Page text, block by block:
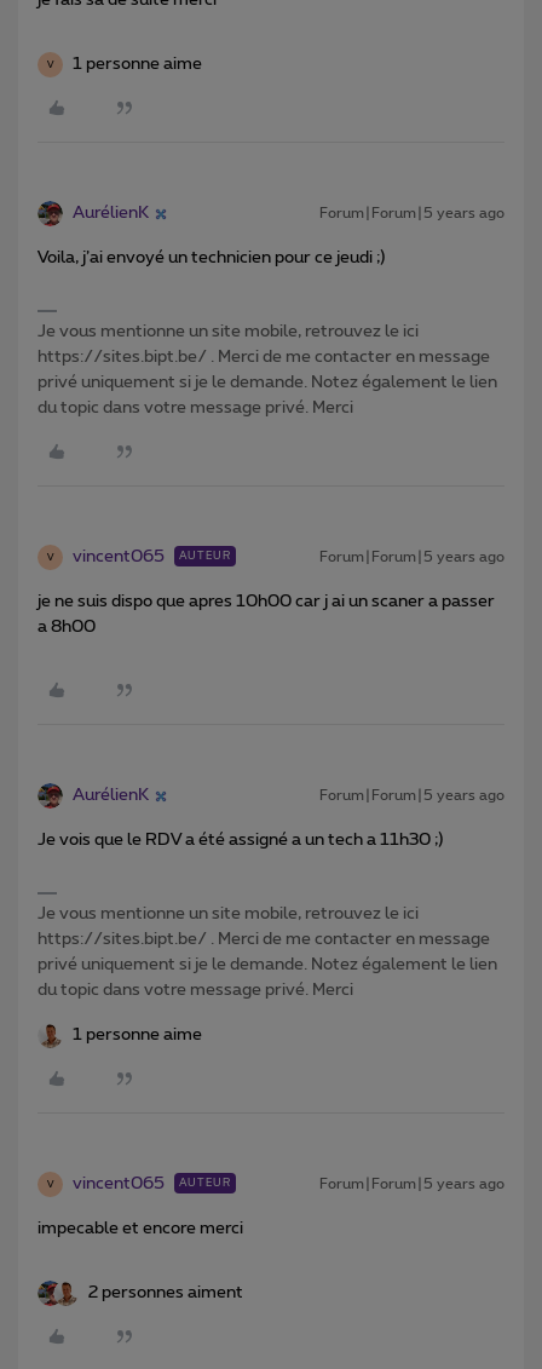
V 1 personne aime
AurélienK Forum|Forum|5 years ago
Voila, j’ai envoyé un technicien pour ce jeudi ;)
Je vous mentionne un site mobile, retrouvez le ici
https://sites.bipt.be/ . Merci de me contacter en message
privé uniquement si je le demande. Notez également le lien
du topic dans votre message privé. Merci
V vincent065 AUTEUR Forum|Forum|5 years ago
je ne suis dispo que apres 10h00 car j ai un scaner a passer
a 8h00
AurélienK Forum|Forum|5 years ago
Je vois que le RDV a été assigné a un tech a 11h30 ;)
Je vous mentionne un site mobile, retrouvez le ici
https://sites.bipt.be/ . Merci de me contacter en message
privé uniquement si je le demande. Notez également le lien
du topic dans votre message privé. Merci
1 personne aime
V vincent065 AUTEUR Forum|Forum|5 years ago
impecable et encore merci
2 personnes aiment